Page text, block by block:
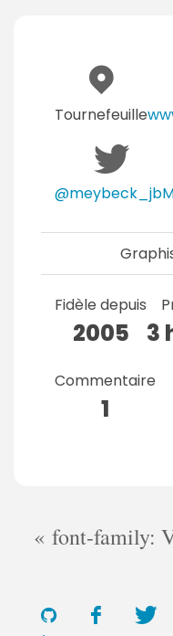
Tournefeuille
@meybeck_jb
Fidèle depuis
2005 3
Commentaire
1
font-family: